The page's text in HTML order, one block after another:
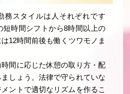
務スタイルは人それぞれです
短時間シフトから8時間以上の
12時間前後も働くツワモノま
間に応じた休憩の取り方・配
しょう。法律で守られていな
ントで適切なリズムを作るこ